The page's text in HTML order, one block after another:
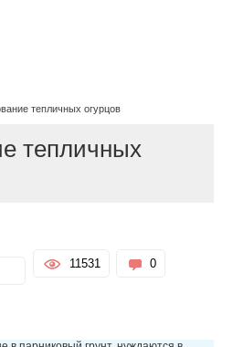
тепличных огурцов
тепличных
11531 0